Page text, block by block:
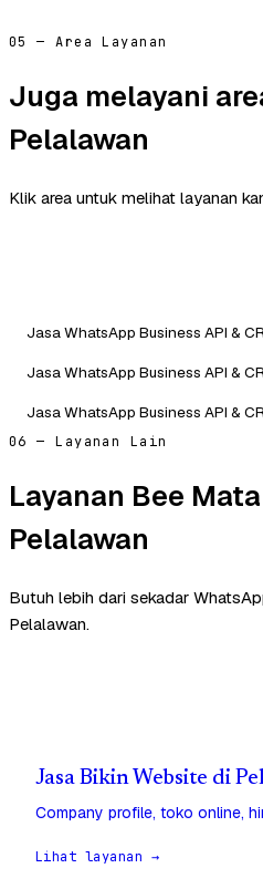
05 — Area Layanan
Juga melayani
Pelalawan
Klik area untuk melihat layanan
Jasa WhatsApp Business API &
Jasa WhatsApp Business API &
Jasa WhatsApp Business API &
06 — Layanan Lain
Layanan Bee
Pelalawan
Butuh lebih dari sekadar
Pelalawan.
Jasa Bikin Website di
Company profile, toko online,
Lihat layanan →